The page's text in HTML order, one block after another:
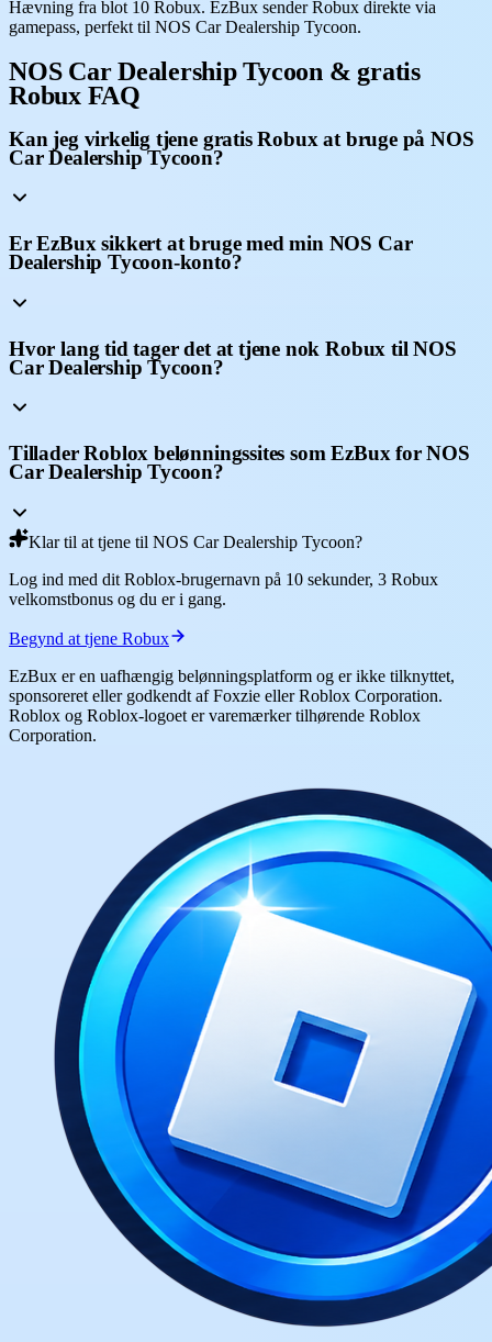
Hævning fra blot 10 Robux. EzBux sender Robux direkte via
gamepass, perfekt til NOS Car Dealership Tycoon.
NOS Car Dealership Tycoon & gratis
Robux FAQ
Kan jeg virkelig tjene gratis Robux at bruge på NOS
Car Dealership Tycoon?
Er EzBux sikkert at bruge med min NOS Car
Dealership Tycoon-konto?
Hvor lang tid tager det at tjene nok Robux til NOS
Car Dealership Tycoon?
Tillader Roblox belønningssites som EzBux for NOS
Car Dealership Tycoon?
Klar til at tjene til NOS Car Dealership Tycoon?
Log ind med dit Roblox-brugernavn på 10 sekunder, 3 Robux
velkomstbonus og du er i gang.
Begynd at tjene Robux
EzBux er en uafhængig belønningsplatform og er ikke tilknyttet,
sponsoreret eller godkendt af Foxzie eller Roblox Corporation.
Roblox og Roblox-logoet er varemærker tilhørende Roblox
Corporation.